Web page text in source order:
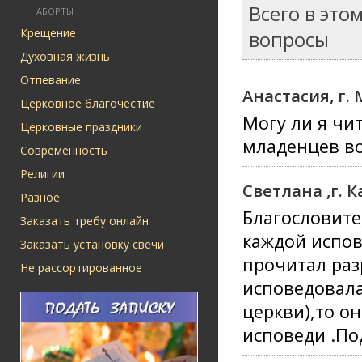
АБОРТЫ
Крещение
Духовная жизнь
Отпевание
Церковное благочестие
Церковные праздники
Современность
Религии
Разное
Заказать требу онлайн
Заказать установку свечи
Не рассортированное
Всего в
вопросы
Анастасия, г.
Могу ли я
младенцев
Светлана ,г.
каждой
прочитал
церкви),то
исповеди